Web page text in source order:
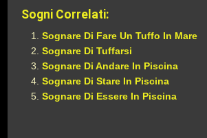
Sogni Correlati:
Sognare Di Fare Un Tuffo In Mare
Sognare Di Tuffarsi
Sognare Di Andare In Piscina
Sognare Di Stare In Piscina
Sognare Di Essere In Piscina